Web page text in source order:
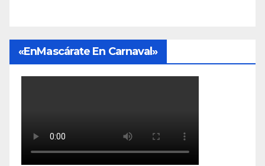
«EnMascárate En Carnaval»